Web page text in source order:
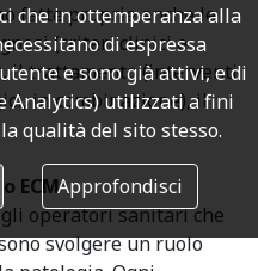
fatte proprie anche le
(criteri clinici e
il trattamento (interventi
in combinazione), il
ECM
operatori sanitari che
svolgere un ruolo
che in ottemperanza alla
di espressa
e sono già attivi, e di
Analytics) utilizzati a fini
qualità del sito stesso.
Approfondisci